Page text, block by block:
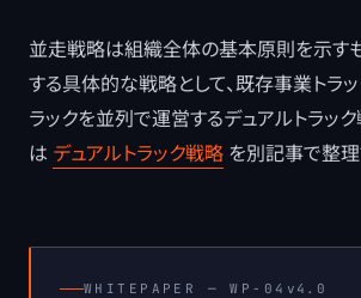
並走戦略は組織全体の基本原則を示す
する具体的な戦略として、既存事業トラ
ラックを並列で運営するデュアルトラッ
は デュアルトラック戦略 を別記事で整理
WHITEPAPER ─WP-04 v4.0